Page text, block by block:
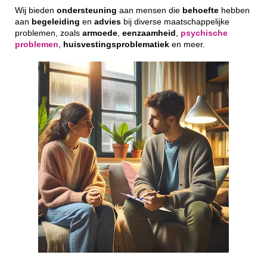
Wij bieden ondersteuning aan mensen die behoefte hebben
aan begeleiding en advies bij diverse maatschappelijke
problemen, zoals armoede eenzaamheid
psychische
problemen
huisvestingsproblematiek en meer.